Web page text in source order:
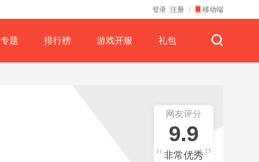
登录 注册 移动端
专题 排行榜 游戏开服 礼包
网友评分
9.9
非常优秀